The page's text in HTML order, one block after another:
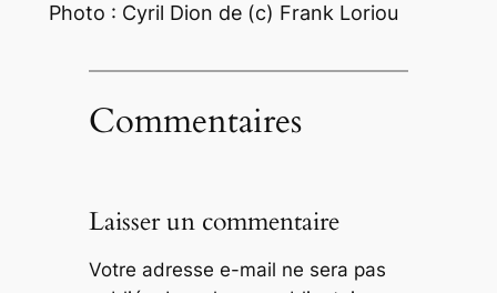
Photo : Cyril Dion de (c) Frank Loriou
Commentaires
Laisser un commentaire
Votre adresse e-mail ne sera pas